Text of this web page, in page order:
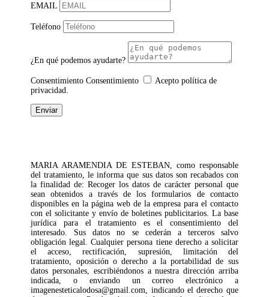
EMAIL
Teléfono
¿En qué podemos ayudarte?
Consentimiento Consentimiento
Acepto política de
privacidad.
Enviar
MARIA ARAMENDIA DE ESTEBAN, como responsable
del tratamiento, le informa que sus datos son recabados con
la finalidad de: Recoger los datos de carácter personal que
sean obtenidos a través de los formularios de contacto
disponibles en la página web de la empresa para el contacto
con el solicitante y envío de boletines publicitarios. La base
jurídica para el tratamiento es el consentimiento del
interesado. Sus datos no se cederán a terceros salvo
obligación legal. Cualquier persona tiene derecho a solicitar
el acceso, rectificación, supresión, limitación del
tratamiento, oposición o derecho a la portabilidad de sus
datos personales, escribiéndonos a nuestra dirección arriba
indicada, o enviando un correo electrónico a
imagenesteticalodosa@gmail.com, indicando el derecho que